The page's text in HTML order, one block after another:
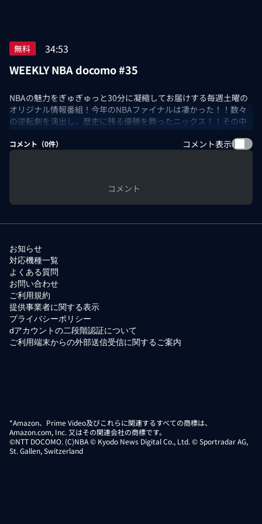
無料 34:53
WEEKLY NBA docomo #35
NBAの魅力をぎゅぎゅっと30分に凝縮してお届けする毎週土曜の
オリジナル情報番組！今年のNBAファイナルは凄かった！！数々
の逆転劇を演出し、歴史に残る優勝を飾ったニックス！！その中
でも、圧巻パフォーマンスでファイナルMVPを獲得した「ジェイ
レン・ブランソンの凄さ」を、Player Labで徹底解説！さらに
「豊作の年」と言われる今年のNBAドラフトについて、Ballin'
出演：佐々木クリス/Ballin' with Bamba
コメント（0件） コメント表示
コメント
お知らせ
対応機種一覧
よくある質問
お問い合わせ
ご利用規約
提供事業者に関する表示
プライバシーポリシー
dアカウントの二段階認証について
ご利用端末からの外部送信受信に関するご案内
*Amazon、Prime Video及びこれらに関連するすべての商標は、
Amazon.com, Inc. 又はその関連会社の商標です。
©NTT DOCOMO. (C)NBA © Kyodo News Digital Co., Ltd. © Sportradar AG,
St. Gallen, Switzerland